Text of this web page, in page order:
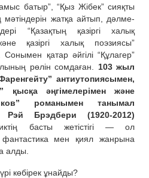
батыр”, “Қыз Жібек” сияқты
жатқа айтып, дәлме-
“Қазақтың қазіргі халық
қазіргі халық поэзиясы”
қатар әйгілі “Құлагер”
рөлін сомдаған. 103 жыл
антиутопиясымен,
қысқа әңгімелерімен және
романымен танымал
Брэдбери (1920-2012)
басты жетістігі — ол
мен қиял жанрына
алды.
көбірек ұнайды?